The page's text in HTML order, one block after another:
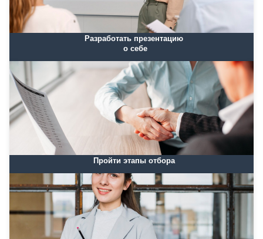
Разработать презентацию
о себе
Пройти этапы отбора